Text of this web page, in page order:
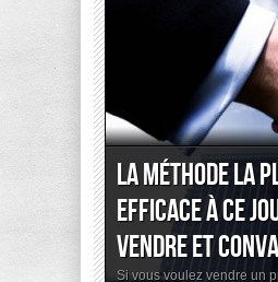
La meilleure
résoudre les
bien